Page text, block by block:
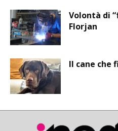
Volontà di
Florjan
Il cane che